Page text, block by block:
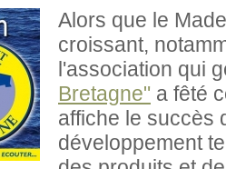
Alors que le
croissant,
l'association qui
Bretagne" a fêté
affiche le succès
développement